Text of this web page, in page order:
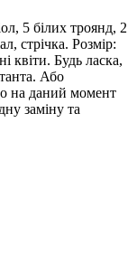
5 білих троянд, 2
стрічка. Розмір:
квіти. Будь ласка,
Або
на даний момент
заміну та